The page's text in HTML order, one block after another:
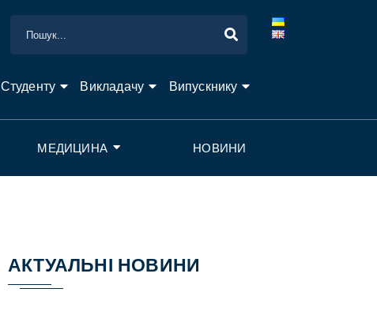
Студенту Викладачу Випускнику
МЕДИЦИНА НОВИНИ
АКТУАЛЬНІ НОВИНИ